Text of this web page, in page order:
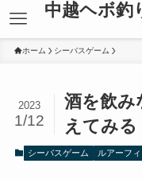
中越ヘボ釣
ホーム シーバスゲーム
酒を飲み
えてみる
2023
1/12
シーバスゲーム ルアーフ